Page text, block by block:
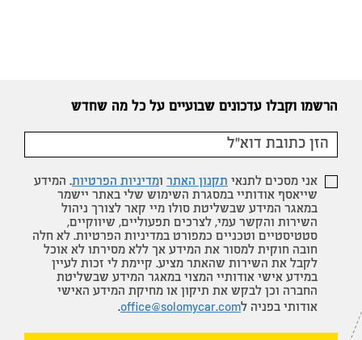
הרשמו וקבלו עדכונים שבועיים על כל מה שחדש
אני מסכים לתנאי תקנון האתר ומדיניות הפרטיות. המידע
שייאסף אודותיי במסגרת השימוש שלי באתר יישמר
במאגר המידע שבשליטת סולו מיי קאר לצורך ניהול
השירות והקשר עמי, לצרכים תפעוליים, שיווקיים,
סטטיסטיים וטכניים כמפורט במדיניות הפרטיות. לא חלה
חובה חוקית למסור את המידע אך ללא מסירתו לא אוכל
לקבל את השירות שהאתר מציע. קיימת לי זכות לעיין
במידע אישי אודותיי המצוי במאגר המידע שבשליטת
החברה וכן לבקש את תיקון או מחיקת המידע האישי
אודותי בפניה לoffice@solomycar.com
.